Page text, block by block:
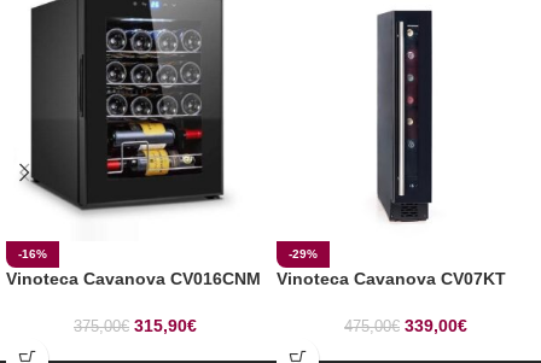
-16%
Vinoteca Cavanova CV016CNM
375,00€ 315,90€
-29%
Vinoteca Cavanova CV07KT
475,00€ 339,00€